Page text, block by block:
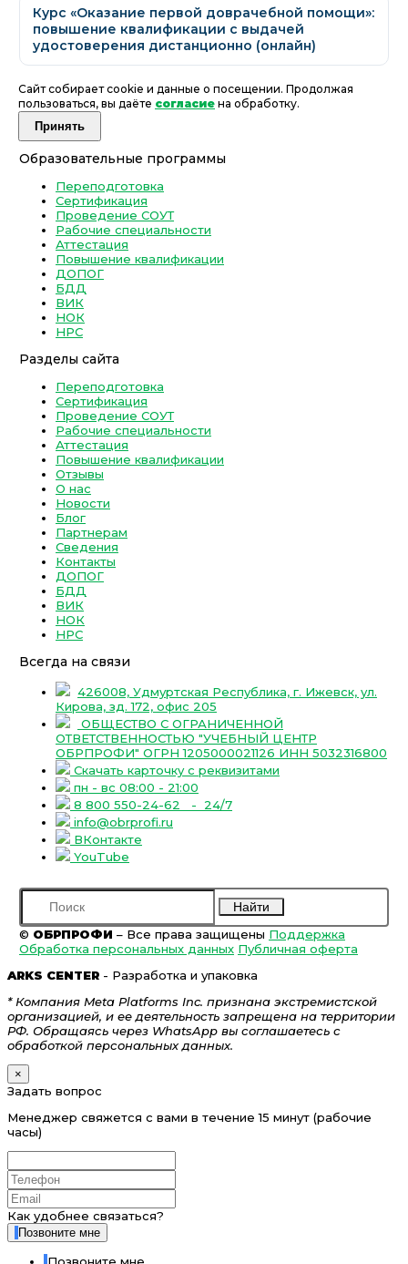
Курс «Оказание первой доврачебной помощи»:
повышение квалификации с выдачей
удостоверения дистанционно (онлайн)
Сайт собирает cookie и данные о посещении. Продолжая
пользоваться, вы даёте согласие на обработку.
Принять
Образовательные программы
Переподготовка
Сертификация
Проведение СОУТ
Рабочие специальности
Аттестация
Повышение квалификации
ДОПОГ
БДД
ВИК
НОК
НРС
Разделы сайта
Переподготовка
Сертификация
Проведение СОУТ
Рабочие специальности
Аттестация
Повышение квалификации
Отзывы
О нас
Новости
Блог
Партнерам
Сведения
Контакты
ДОПОГ
БДД
ВИК
НОК
НРС
Всегда на связи
426008, Удмуртская Республика, г. Ижевск, ул.
Кирова, зд. 172, офис 205
ОБЩЕСТВО С ОГРАНИЧЕННОЙ
ОТВЕТСТВЕННОСТЬЮ "УЧЕБНЫЙ ЦЕНТР
ОБРПРОФИ" ОГРН 1205000021126 ИНН 5032316800
Скачать карточку с реквизитами
пн - вс 08:00 - 21:00
8 800 550-24-62
- 24/7
info@obrprofi.ru
ВКонтакте
YouTube
Найти
© ОБРПРОФИ – Все права защищены Поддержка
Обработка персональных данных Публичная оферта
ARKS CENTER - Разработка и упаковка
* Компания Meta Platforms Inc. признана экстремистской
организацией, и ее деятельность запрещена на территории
РФ. Обращаясь через WhatsApp вы соглашаетесь с
обработкой персональных данных.
×
Задать вопрос
Менеджер свяжется с вами в течение 15 минут (рабочие
часы)
Как удобнее связаться?
Позвоните мне